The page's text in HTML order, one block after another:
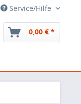
Service/Hilfe
0,00 € *